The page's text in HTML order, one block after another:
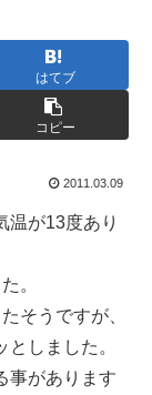
はてブ
コピー
2011.03.09
温が13度あり
。
そうですが、
しました。
事があります